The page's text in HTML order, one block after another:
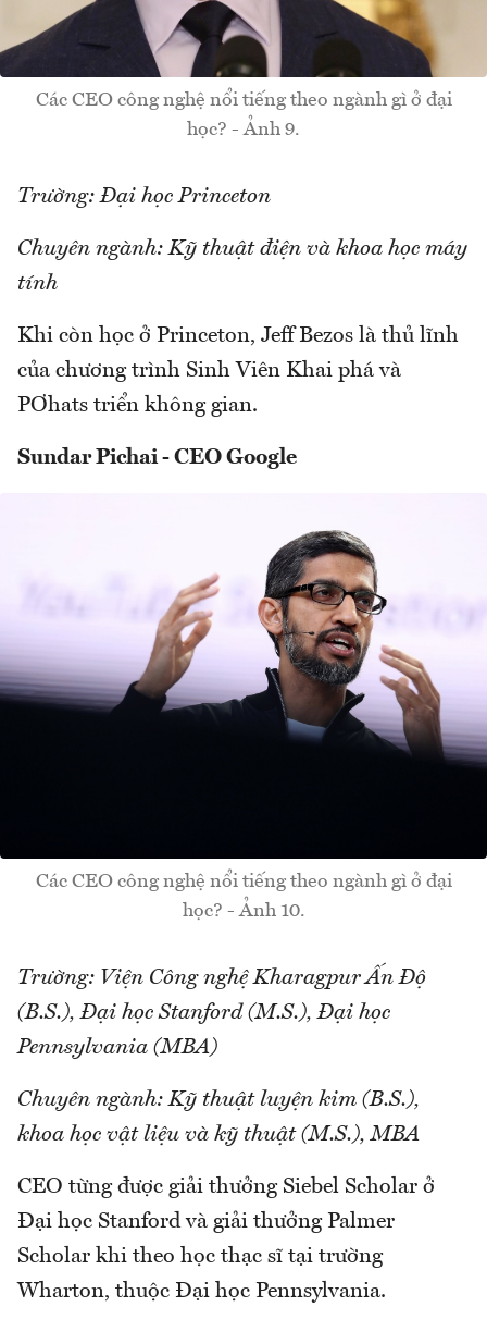
Các CEO công nghệ nổi tiếng theo ngành gì ở đại
học? - Ảnh 9.
Trường: Đại học Princeton
Chuyên ngành: Kỹ thuật điện và khoa học máy
tính
Khi còn học ở Princeton, Jeff Bezos là thủ lĩnh
của chương trình Sinh Viên Khai phá và
PƠhats triển không gian.
Sundar Pichai - CEO Google
Các CEO công nghệ nổi tiếng theo ngành gì ở đại
học? - Ảnh 10.
Trường: Viện Công nghệ Kharagpur Ấn Độ
(B.S.), Đại học Stanford (M.S.), Đại học
Pennsylvania (MBA)
Chuyên ngành: Kỹ thuật luyện kim (B.S.),
khoa học vật liệu và kỹ thuật (M.S.), MBA
CEO từng được giải thưởng Siebel Scholar ở
Đại học Stanford và giải thưởng Palmer
Scholar khi theo học thạc sĩ tại trường
Wharton, thuộc Đại học Pennsylvania.